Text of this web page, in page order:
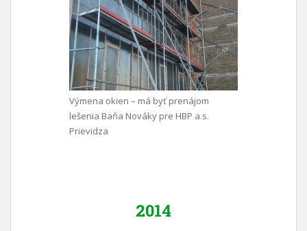
Výmena okien – má byť prenájom
lešenia Baňa Nováky pre HBP a.s.
Prievidza
2014